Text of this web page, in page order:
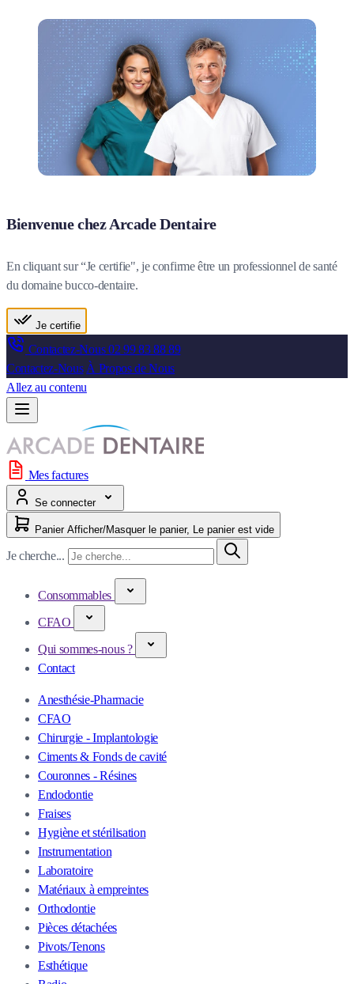
Bienvenue chez Arcade Dentaire
En cliquant sur “Je certifie", je confirme être un professionnel de santé
du domaine bucco-dentaire.
Je certifie
Contactez-Nous02 99 83 88 89
Contactez-Nous À Propos de Nous
Allez au contenu
Mes factures
Se connecter
Panier Afficher/Masquer le panier, Le panier est vide
Je cherche...
Consommables
CFAO
Qui sommes-nous ?
Contact
Anesthésie-Pharmacie
CFAO
Chirurgie - Implantologie
Ciments & Fonds de cavité
Couronnes - Résines
Endodontie
Fraises
Hygiène et stérilisation
Instrumentation
Laboratoire
Matériaux à empreintes
Orthodontie
Pièces détachées
Pivots/Tenons
Esthétique